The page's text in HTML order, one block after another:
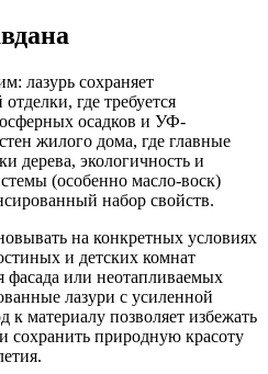
лазурь сохраняет
где требуется
осадков и УФ-
жилого дома, где главные
дерева, экологичность и
(особенно масло-воск)
набор свойств.
на конкретных условиях
и детских комнат
фасада или неотапливаемых
лазури с усиленной
материалу позволяет избежать
сохранить природную красоту